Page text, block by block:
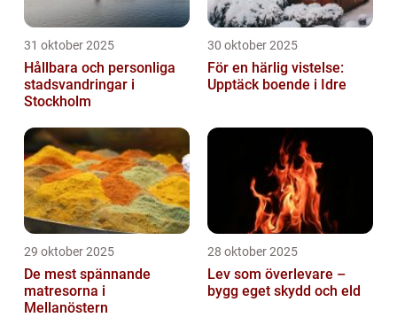
31 oktober 2025
Hållbara och personliga
stadsvandringar i
Stockholm
30 oktober 2025
För en härlig vistelse:
Upptäck boende i Idre
29 oktober 2025
De mest spännande
matresorna i
Mellanöstern
28 oktober 2025
Lev som överlevare –
bygg eget skydd och eld